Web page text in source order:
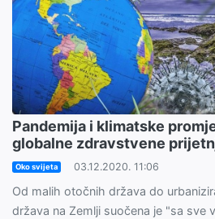
Pandemija i klimatske
globalne zdravstvene
Oko svijeta 03.12.2020. 11:06
Od malih otočnih država do
država na Zemlji suočena je "sa sve